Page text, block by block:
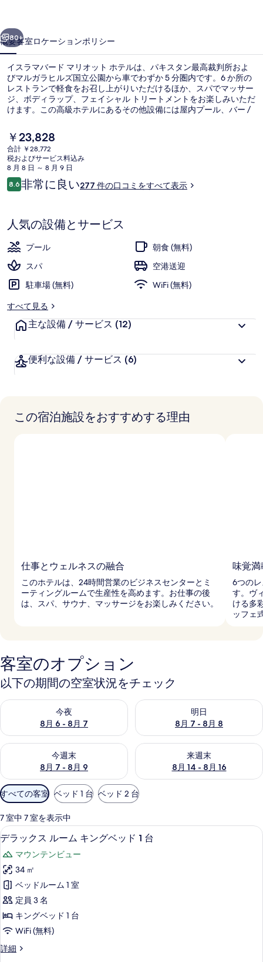
マ
リ
オ
ッ
ト
ホ
テ
ル
の
真
ギ
ャ
ラ
リ
次へ
80+
概要客室ロケーションポリシー
イスラマバード マリオット ホテルは、パキスタン最高裁判所およ
びマルガラヒルズ国立公園から車でわずか 5 分圏内です。6 か所の
レストランで軽食をお召し上がりいただけるほか、スパでマッサー
ジ、ボディラップ、フェイシャル トリートメントをお楽しみいただ
けます。この高級ホテルにあるその他設備には屋内プール、バー /
す。
現
在
の
料
金
は
す
￥23,828
合計 ￥28,772
税およびサービス料込み
8 月 8 日 ～ 8 月 9 日
口
コ
8.610段階中8.6
非常に良い277 件の口コミをすべて表示
人気の設備とサービス
プール
朝食 (無料)
スパ
空港送迎
駐車場 (無料)
WiFi (無料)
すべて見る
主な設備 / サービス (12)
便利な設備 / サービス (6)
この宿泊施設をおすすめする理由
仕事とウェルネスの融合
このホテルは、24時間営業のビジネスセンターとミ
ーティングルームで生産性を高めます。お仕事の後
は、スパ、サウナ、マッサージをお楽しみください。
味覚満
6つの
す。ヴ
ける多
ッフェ
客室のオプション
以下の期間の空室状況をチェック
今夜
8月 6 - 8月 7
今夜 8月 6 - 8月 7 の空室状況をチェック
明日
8月 7 - 8月 8
明日 8月 7 - 8月 8 の空室状況
今週末
8月 7 - 8月 9
今週末 8月 7 - 8月 9 の空室状況をチェック
来週末
8月 14 - 8月 16
来週末 8月 14 - 8月 16 の空室
利
用
可
能
な
客
室
の
絞
り
込
み
条
すべての客室 ベッド 1 台 ベッド 2 台
7 室中 7 室を表示中
デ
ラ
ッ
ク
ス
ル
ー
ム
キ
デラックス ルーム キングベッド 1
5
デラックス ルーム キングベッド 1 台
マウンテンビュー
34 ㎡
ベッドルーム 1 室
定員 3 名
キングベッド 1 台
WiFi (無料)
詳細
デ